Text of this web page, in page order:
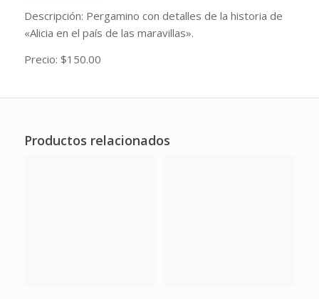
Descripción: Pergamino con detalles de la historia de
«Alicia en el país de las maravillas».
Precio: $150.00
Productos relacionados